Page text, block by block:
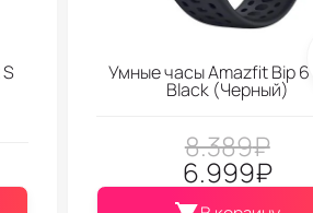
Умные часы Amazfit Bip
Black (Черный)
8.389₽
6.999₽